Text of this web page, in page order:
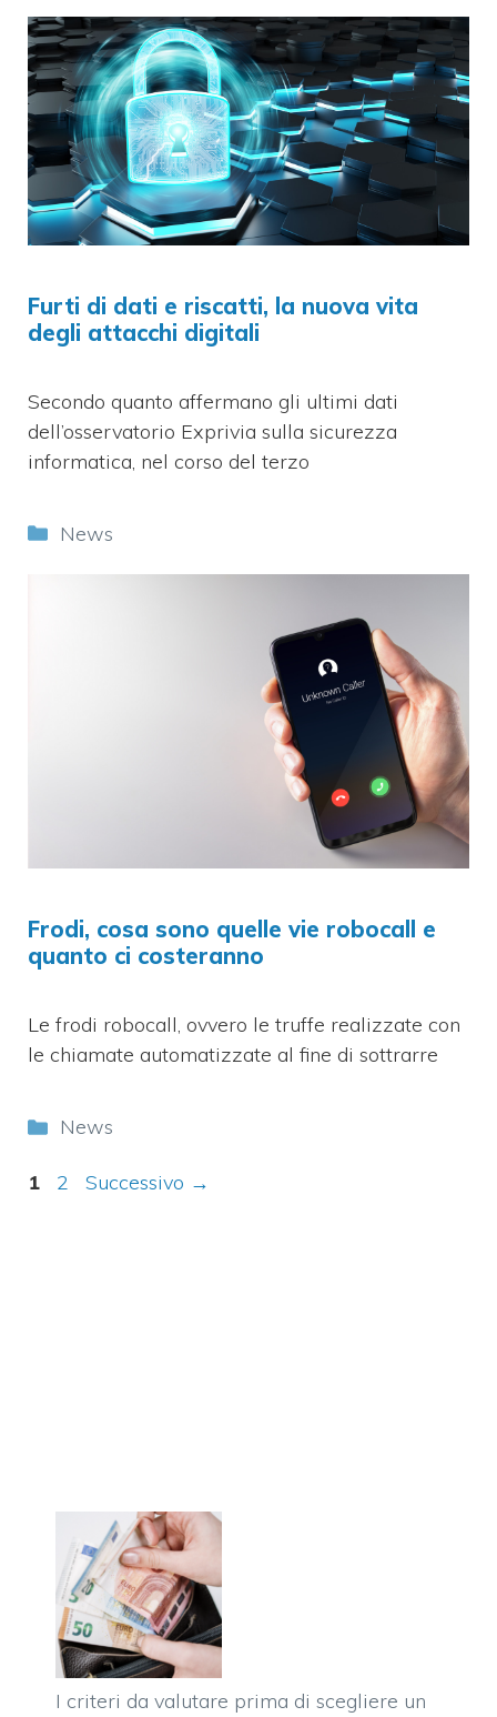
Furti di dati e riscatti, la nuova vita
degli attacchi digitali
Secondo quanto affermano gli ultimi dati
dell’osservatorio Exprivia sulla sicurezza
informatica, nel corso del terzo
Categorie
News
Frodi, cosa sono quelle vie robocall e
quanto ci costeranno
Le frodi robocall, ovvero le truffe realizzate con
le chiamate automatizzate al fine di sottrarre
Categorie
News
Pagina
1 Pagina
2 Successivo →
I criteri da valutare prima di scegliere un